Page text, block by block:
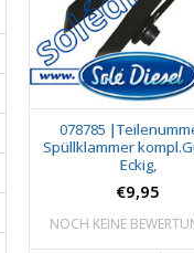
078785
Spüllklammer
Eckig,
€9,95
NOCH KEINE